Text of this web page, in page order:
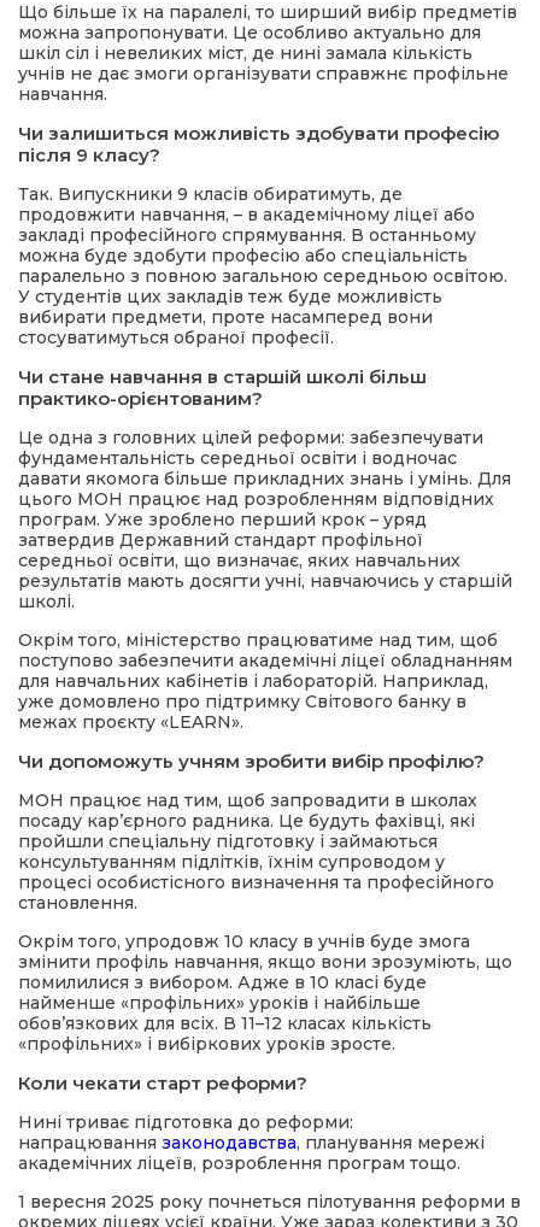
Що більше їх на паралелі, то ширший вибір предметів
можна запропонувати. Це особливо актуально для
шкіл сіл і невеликих міст, де нині замала кількість
учнів не дає змоги організувати справжнє профільне
навчання.
Чи залишиться можливість здобувати професію
після 9 класу?
Так. Випускники 9 класів обиратимуть, де
продовжити навчання, – в академічному ліцеї або
закладі професійного спрямування. В останньому
можна буде здобути професію або спеціальність
паралельно з повною загальною середньою освітою.
У студентів цих закладів теж буде можливість
вибирати предмети, проте насамперед вони
стосуватимуться обраної професії.
Чи стане навчання в старшій школі більш
практико-орієнтованим?
Це одна з головних цілей реформи: забезпечувати
фундаментальність середньої освіти і водночас
давати якомога більше прикладних знань і умінь. Для
цього МОН працює над розробленням відповідних
програм. Уже зроблено перший крок – уряд
затвердив Державний стандарт профільної
середньої освіти, що визначає, яких навчальних
результатів мають досягти учні, навчаючись у старшій
школі.
Окрім того, міністерство працюватиме над тим, щоб
поступово забезпечити академічні ліцеї обладнанням
для навчальних кабінетів і лабораторій. Наприклад,
уже домовлено про підтримку Світового банку в
межах проєкту «LEARN».
Чи допоможуть учням зробити вибір профілю?
МОН працює над тим, щоб запровадити в школах
посаду карʼєрного радника. Це будуть фахівці, які
пройшли спеціальну підготовку і займаються
консультуванням підлітків, їхнім супроводом у
процесі особистісного визначення та професійного
становлення.
Окрім того, упродовж 10 класу в учнів буде змога
змінити профіль навчання, якщо вони зрозуміють, що
помилилися з вибором. Адже в 10 класі буде
найменше «профільних» уроків і найбільше
обовʼязкових для всіх. В 11–12 класах кількість
«профільних» і вибіркових уроків зросте.
Коли чекати старт реформи?
Нині триває підготовка до реформи:
напрацювання законодавства, планування мережі
академічних ліцеїв, розроблення програм тощо.
1 вересня 2025 року почнеться пілотування реформи в
окремих ліцеях усієї країни. Уже зараз колективи з 30